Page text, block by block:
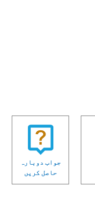
جواب دوبارہ
حاصل کریں